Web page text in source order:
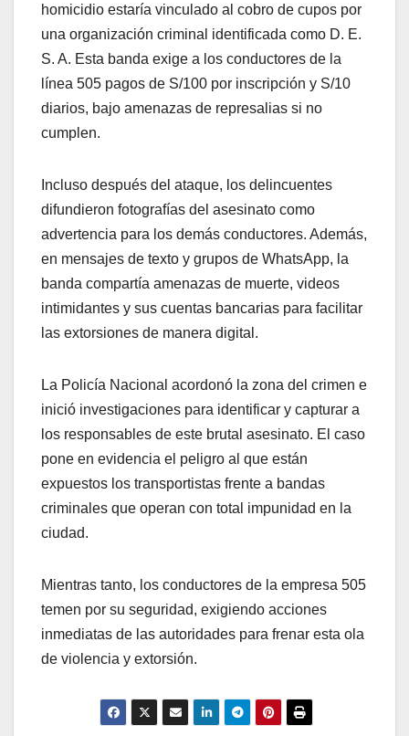
homicidio estaría vinculado al cobro de cupos por
una organización criminal identificada como D. E.
S. A. Esta banda exige a los conductores de la
línea 505 pagos de S/100 por inscripción y S/10
diarios, bajo amenazas de represalias si no
cumplen.
Incluso después del ataque, los delincuentes
difundieron fotografías del asesinato como
advertencia para los demás conductores. Además,
en mensajes de texto y grupos de WhatsApp, la
banda compartía amenazas de muerte, videos
intimidantes y sus cuentas bancarias para facilitar
las extorsiones de manera digital.
La Policía Nacional acordonó la zona del crimen e
inició investigaciones para identificar y capturar a
los responsables de este brutal asesinato. El caso
pone en evidencia el peligro al que están
expuestos los transportistas frente a bandas
criminales que operan con total impunidad en la
ciudad.
Mientras tanto, los conductores de la empresa 505
temen por su seguridad, exigiendo acciones
inmediatas de las autoridades para frenar esta ola
de violencia y extorsión.